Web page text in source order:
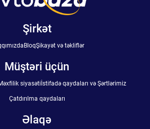
Şirkət
BloqŞikayət və təkliflər
Müştəri üçün
siyasətiİstifadə qaydaları və Şərtlərimiz
Çatdırılma qaydaları
Əlaqə